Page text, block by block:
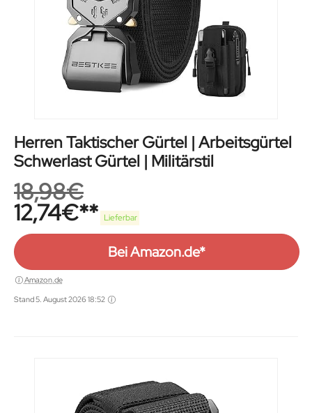
Herren Taktischer Gürtel | Arbeitsgürtel
Schwerlast Gürtel | Militärstil
18,98€
12,74€ Lieferbar
Bei Amazon.de*
Amazon.de
Stand 5. August 2026 18:52